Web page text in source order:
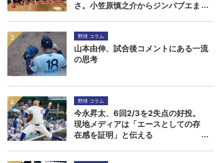
さ。小笠原慎之介からジンバブエま
野球 コラム
山本由伸、試合後コメントにある一流
の思考
野球 コラム
今永昇太、6回2/3を2失点の好投。
現地メディアは「エースとしての存
在感を証明」と伝える